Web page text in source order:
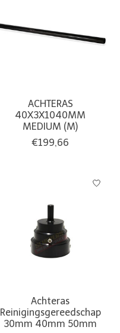
ACHTERAS
40X3X1040MM
MEDIUM (M)
€199,66
Achteras
Reinigingsgereedschap
30mm 40mm 50mm